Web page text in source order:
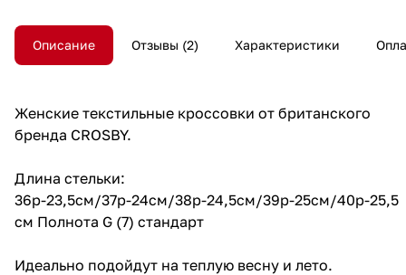
Описание Отзывы 2 Характеристики
Женские текстильные кроссовки от британского
бренда CROSBY.
Длина стельки:
36р-23,5см/37р-24см/38р-24,5см/39р-25см/40р-25,5
см Полнота G (7) стандарт
Идеально подойдут на теплую весну и лето.